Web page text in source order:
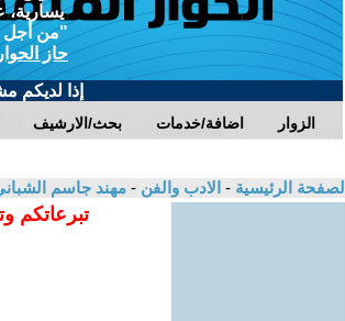
يسارية،
"من أجل
حاز
إذا لديكم
بحث/الارشيف اضافة/خدمات الزوار
الصفحة الرئيسية - الادب والفن - مهند جاسم
تبرعاتكم